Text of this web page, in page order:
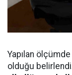
Yapılan
olduğu